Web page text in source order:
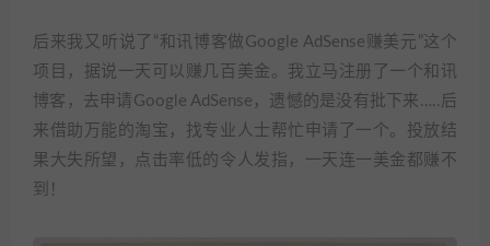
后来我又听说了“和讯博客做Google AdSense赚美元”这个
项目，据说一天可以赚几百美金。我立马注册了一个和讯
博客，去申请Google AdSense，遗憾的是没有批下来…..后
来借助万能的淘宝，找专业人士帮忙申请了一个。投放结
果大失所望，点击率低的令人发指，一天连一美金都赚不
到！